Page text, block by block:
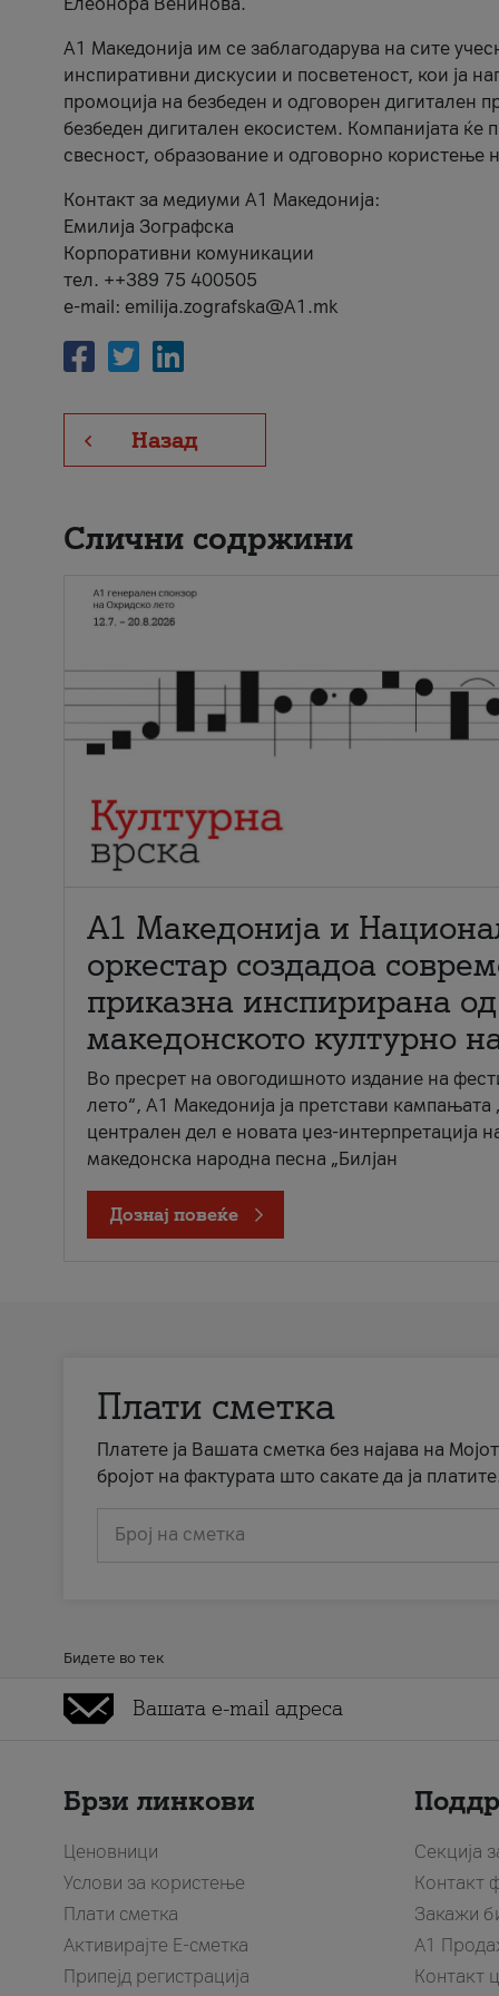
А1 Македонија им се заблагодарува на сите
инспиративни дискусии и посветеност, кои ја
промоција на безбеден и одговорен дигитален
безбеден дигитален екосистем. Компанијата
свесност, образование и одговорно користење
Контакт за медиуми А1 Македонија:
Емилија Зографска
Корпоративни комуникации
тел. ++389 75 400505
e-mail: emilija.zografska@A1.mk
Назад
Слични содржини
А1 Македонија и
оркестар создадоа
приказна инспирирана од
македонското културно
Во пресрет на овогодишното издание на
лето“, А1 Македонија ја претстави кампањата
централен дел е новата џез-интерпретација
македонска народна песна „Билјан
Дознај повеќе
Плати сметка
Платете ја Вашата сметка без најава на
бројот на фактурата што сакате да ја
Број на сметка
Бидете во тек
Брзи линкови
Ценовници
Услови за користење
Плати сметка
Активирајте Е-сметка
Припејд регистрација
Секција
Контакт
Закажи
A1
Контакт